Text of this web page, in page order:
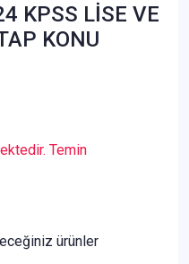
KPSS LİSE VE
KONU
Temin
ürünler